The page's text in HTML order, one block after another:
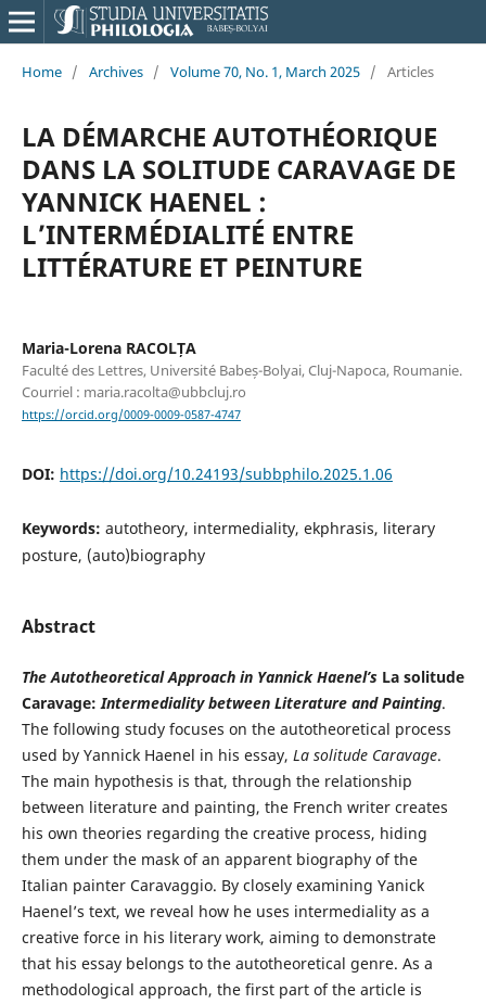
Home / Archives / Volume 70, No. 1, March 2025 / Articles
LA DÉMARCHE AUTOTHÉORIQUE
DANS LA SOLITUDE CARAVAGE DE
YANNICK HAENEL :
L’INTERMÉDIALITÉ ENTRE
LITTÉRATURE ET PEINTURE
Maria-Lorena RACOLȚA
Faculté des Lettres, Université Babeș-Bolyai, Cluj-Napoca, Roumanie.
Courriel : maria.racolta@ubbcluj.ro
https://orcid.org/0009-0009-0587-4747
DOI: https://doi.org/10.24193/subbphilo.2025.1.06
Keywords: autotheory, intermediality, ekphrasis, literary
posture, (auto)biography
Abstract
The Autotheoretical Approach in Yannick Haenel’s La solitude
Caravage:Intermediality between Literature and Painting.
The following study focuses on the autotheoretical process
used by Yannick Haenel in his essay, La solitude Caravage.
The main hypothesis is that, through the relationship
between literature and painting, the French writer creates
his own theories regarding the creative process, hiding
them under the mask of an apparent biography of the
Italian painter Caravaggio. By closely examining Yanick
Haenel’s text, we reveal how he uses intermediality as a
creative force in his literary work, aiming to demonstrate
that his essay belongs to the autotheoretical genre. As a
methodological approach, the first part of the article is